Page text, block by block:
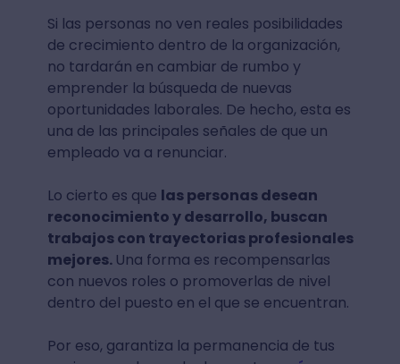
Si las personas no ven reales posibilidades
de crecimiento dentro de la organización,
no tardarán en cambiar de rumbo y
emprender la búsqueda de nuevas
oportunidades laborales. De hecho, esta es
una de las principales señales de que un
empleado va a renunciar.
Lo cierto es que las personas desean
reconocimiento y desarrollo, buscan
trabajos con trayectorias profesionales
mejores. Una forma es recompensarlas
con nuevos roles o promoverlas de nivel
dentro del puesto en el que se encuentran.
Por eso, garantiza la permanencia de tus